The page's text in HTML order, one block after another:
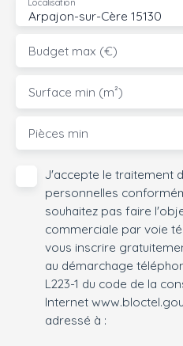
Arpajon-sur-Cère 15130
Localisation
Budget max (€)
Surface min (m²)
Pièces min
J'accepte le traitement
personnelles
souhaitez pas faire
commerciale par voie
vous inscrire
au démarchage
L223-1 du code de la
Internet
adressé à :